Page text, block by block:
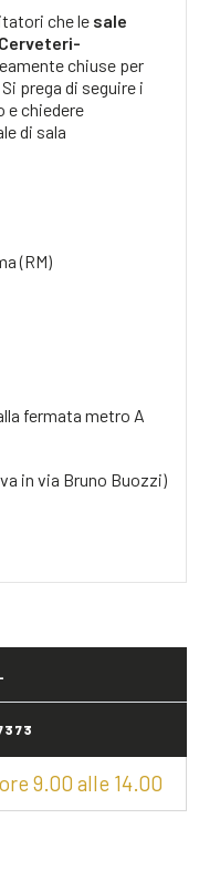
che le sale
chiuse per
prega di seguire i
e chiedere
di sala
(RM)
fermata metro A
in via Bruno Buozzi)
9.00 alle 14.00